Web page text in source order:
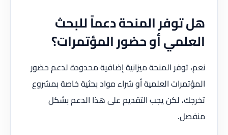
هل توفر المنحة دعماً للبحث
العلمي أو حضور المؤتمرات؟
نعم، توفر المنحة ميزانية إضافية محدودة لدعم حضور
المؤتمرات العلمية أو شراء مواد بحثية خاصة بمشروع
تخرجك، لكن يجب التقديم على هذا الدعم بشكل
منفصل.